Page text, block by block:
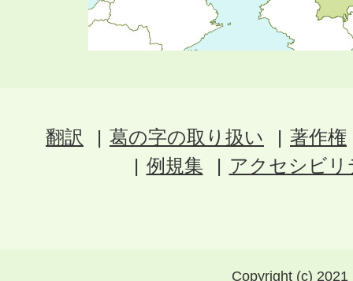
翻訳 葛の字の取り扱い
著作権
例規集
アクセシビ
Copyright (c)